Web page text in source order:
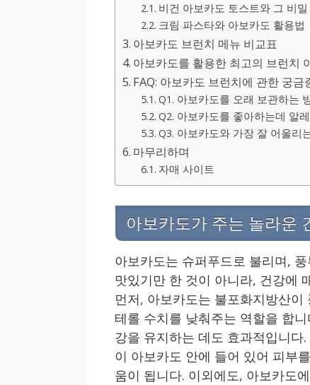
비건 아보카도 토스트와 그 비밀
크림 파스타와 아보카도 활용법
아보카도 브런치 메뉴 비교표
아보카도를 활용한 최고의 브런치
FAQ: 아보카도 브런치에 관한 궁금
Q1. 아보카도를 오래 보관하는
Q2. 아보카도를 좋아하는데 알
Q3. 아보카도와 가장 잘 어울리
마무리하며
자매 사이트
아보카도가 주는 놀라운
아보카도는 슈퍼푸드로 불리며,
맛있기만 한 것이 아니라, 건강에
먼저, 아보카도는 불포화지방산
테롤 수치를 낮춰주는 역할을 합
강을 유지하는 데도 효과적입니다
이 아보카도 안에 들어 있어 피부
움이 됩니다. 이외에도, 아보카도